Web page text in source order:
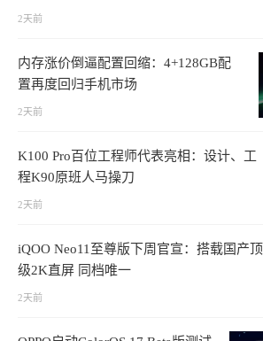
2天前
内存涨价倒逼配置回缩：4+128GB配
置再度回归手机市场
2天前
K100 Pro百位工程师代表亮相：设计、工
程K90原班人马操刀
2天前
iQOO Neo11至尊版下周官宣：搭载国产顶
级2K直屏 同档唯一
2天前